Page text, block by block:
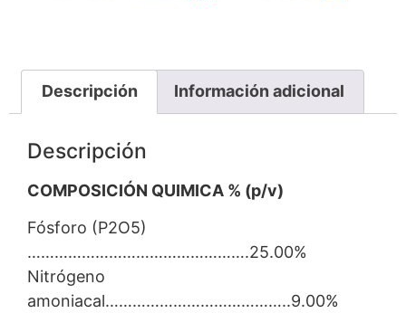
Descripción Información adicional
Descripción
COMPOSICIÓN QUIMICA % (p/v)
Fósforo (P2O5)
………………………………………….25.00%
Nitrógeno
amoniacal…………………………………..9.00%